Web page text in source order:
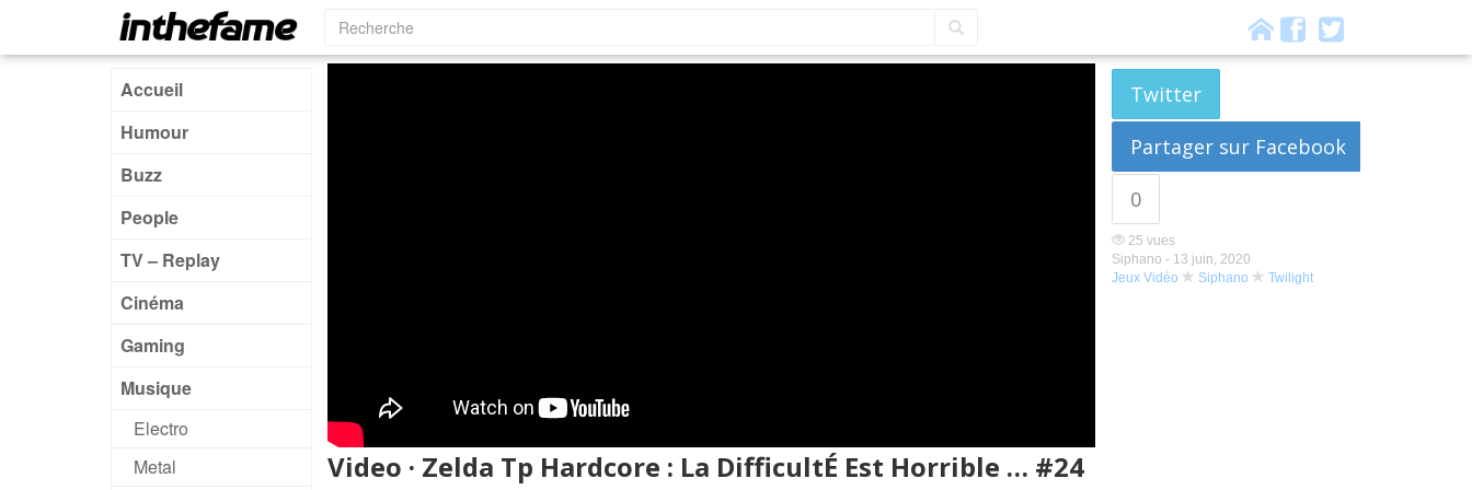
Accueil
Humour
Buzz
People
TV – Replay
Cinéma
Gaming
Musique
Electro
Metal
Video · Zelda Tp Hardcore : La DifficultÉ Est Horrible … #24
Twitter
Partager sur Facebook
0
25 vues
Siphano - 13 juin, 2020
Jeux Vidéo
Siphano Twilight